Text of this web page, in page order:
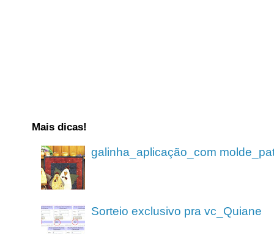
Mais dicas!
galinha_aplicação_com
Sorteio exclusivo pra vc_Quiane